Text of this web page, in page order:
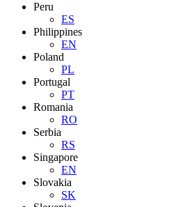
Peru
ES
Philippines
EN
Poland
PL
Portugal
PT
Romania
RO
Serbia
RS
Singapore
EN
Slovakia
SK